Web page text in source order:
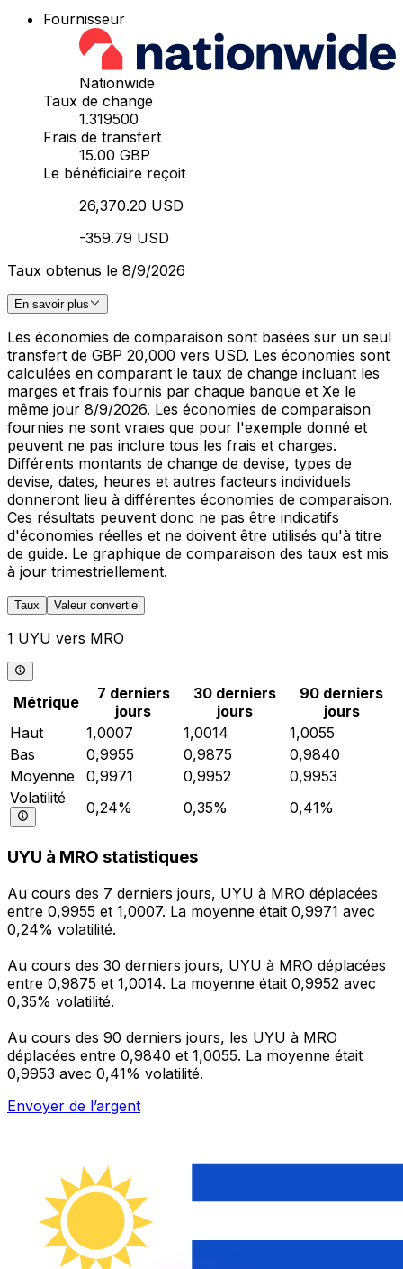
Fournisseur
Nationwide
Taux de change
1.319500
Frais de transfert
15.00 GBP
Le bénéficiaire reçoit
26,370.20 USD
-359.79 USD
Taux obtenus le 8/9/2026
En savoir plus
Les économies de comparaison sont basées sur un seul
transfert de GBP 20,000 vers USD. Les économies sont
calculées en comparant le taux de change incluant les
marges et frais fournis par chaque banque et Xe le
même jour 8/9/2026. Les économies de comparaison
fournies ne sont vraies que pour l'exemple donné et
peuvent ne pas inclure tous les frais et charges.
Différents montants de change de devise, types de
devise, dates, heures et autres facteurs individuels
donneront lieu à différentes économies de comparaison.
Ces résultats peuvent donc ne pas être indicatifs
d'économies réelles et ne doivent être utilisés qu'à titre
de guide. Le graphique de comparaison des taux est mis
à jour trimestriellement.
Taux Valeur convertie
1 UYU vers MRO
Métrique
7 derniers
jours
30 derniers
jours
90 derniers
jours
Haut
1,0007 1,0014
1,0055
Bas
0,9955 0,9875
0,9840
Moyenne
0,9971 0,9952
0,9953
Volatilité
0,24% 0,35% 0,41%
UYU à MRO statistiques
Au cours des 7 derniers jours, UYU à MRO déplacées
entre 0,9955 et 1,0007. La moyenne était 0,9971 avec
0,24% volatilité.
Au cours des 30 derniers jours, UYU à MRO déplacées
entre 0,9875 et 1,0014. La moyenne était 0,9952 avec
0,35% volatilité.
Au cours des 90 derniers jours, les UYU à MRO
déplacées entre 0,9840 et 1,0055. La moyenne était
0,9953 avec 0,41% volatilité.
Envoyer de l’argent
êtes en déplacement
L'application Xe réunit toutes les fonctionnalités
nécessaires pour vos transferts d'argent internationaux
et la gestion de vos devises. Convertissez des devises,
programmez des alertes de taux et transférez de